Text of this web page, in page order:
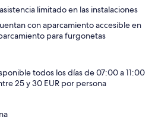
limitado en las instalaciones
con aparcamiento accesible en
para furgonetas
todos los días de 07:00 a 11:00
25 y 30 EUR por persona